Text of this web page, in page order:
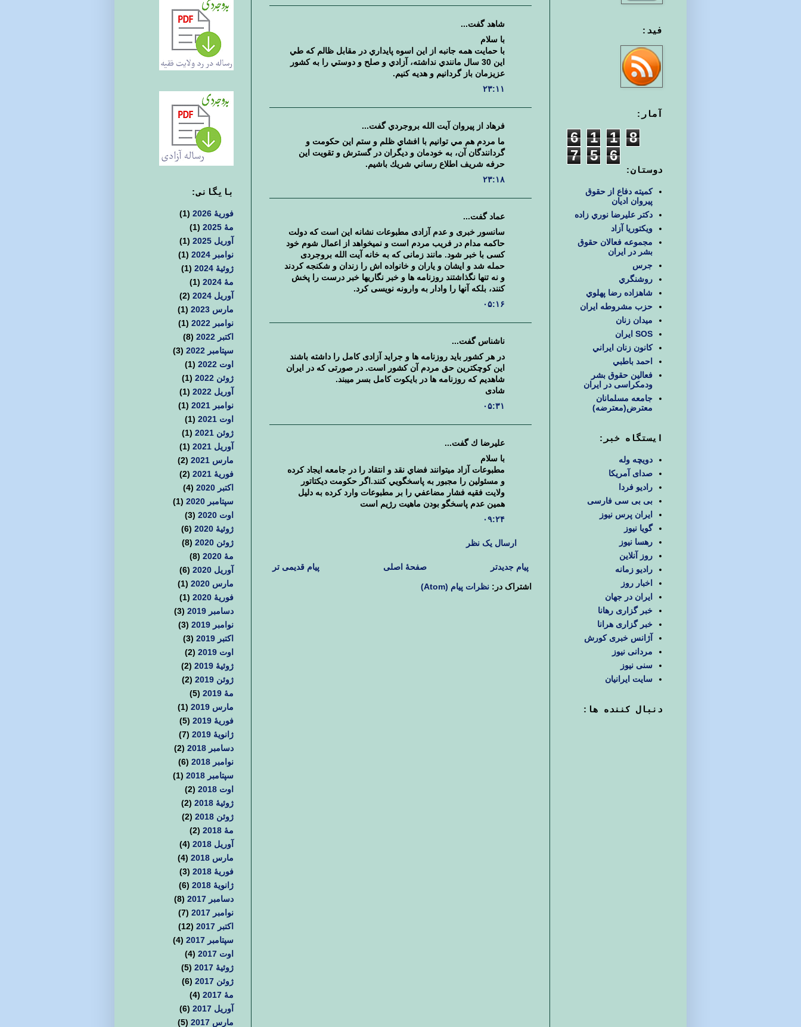
شاهد گفت...
با سلام
با حمايت همه جانبه از اين اسوه پايداري در مقابل ظالم كه طي
اين 30 سال مانندي نداشته، آزادي و صلح و دوستي را به كشور
عزيزمان باز گردانيم و هديه كنيم.
۲۳:۱۱
فرهاد از پيروان آيت الله بروجردي گفت...
ما مردم هم مي توانيم با افشاي ظلم و ستم اين حكومت و
گردانندگان آن، به خودمان و ديگران در گسترش و تقويت اين
حرفه شريف اطلاع رساني شريك باشيم.
۲۳:۱۸
عماد گفت...
سانسور خبری و عدم آزادی مطبوعات نشانه این است که دولت
حاکمه مدام در فریب مردم است و نمیخواهد از اعمال شوم خود
کسی با خبر شود. مانند زمانی که به خانه آیت الله بروجردی
حمله شد و ایشان و یاران و خانواده اش را زندان و شکنجه کردند
و نه تنها نگذاشتند روزنامه ها و خبر نگاریها خبر درست را پخش
کنند، بلکه آنها را وادار به وارونه نویسی کرد.
۰۵:۱۶
ناشناس گفت...
در هر کشور باید روزنامه ها و جراید آزادی کامل را داشته باشند
این کوچکترین حق مردم آن کشور است. در صورتی که در ایران
شاهدیم که روزنامه ها در بایکوت کامل بسر میبند.
شادی
۰۵:۳۱
عليرضا ك گفت...
با سلام
مطبوعات آزاد ميتوانند فضاي نقد و انتقاد را در جامعه ايجاد كرده
و مسئولين را مجبور به پاسخگويي كنند.اگر حكومت ديكتاتور
ولايت فقيه فشار مضاعفي را بر مطبوعات وارد كرده به دليل
همين عدم پاسخگو بودن ماهيت رژيم است
۰۹:۲۴
ارسال یک نظر
پیام جدیدتر پیام قدیمی تر صفحهٔ اصلی
اشتراک در: نظرات پیام (Atom)
بايگانی:
فوریهٔ 2026
(1)
مهٔ 2025
(1)
آوریل 2025
(1)
نوامبر 2024
(1)
ژوئیهٔ 2024
(1)
مهٔ 2024
(1)
آوریل 2024
(2)
مارس 2023
(1)
نوامبر 2022
(1)
اکتبر 2022
(8)
سپتامبر 2022
(3)
اوت 2022
(1)
ژوئن 2022
(1)
آوریل 2022
(1)
نوامبر 2021
(1)
اوت 2021
(1)
ژوئن 2021
(1)
آوریل 2021
(1)
مارس 2021
(2)
فوریهٔ 2021
(2)
اکتبر 2020
(4)
سپتامبر 2020
(1)
اوت 2020
(3)
ژوئیهٔ 2020
(6)
ژوئن 2020
(8)
مهٔ 2020
(8)
آوریل 2020
(6)
مارس 2020
(1)
فوریهٔ 2020
(1)
دسامبر 2019
(3)
نوامبر 2019
(3)
اکتبر 2019
(3)
اوت 2019
(2)
ژوئیهٔ 2019
(2)
ژوئن 2019
(2)
مهٔ 2019
(5)
مارس 2019
(1)
فوریهٔ 2019
(5)
ژانویهٔ 2019
(7)
دسامبر 2018
(2)
نوامبر 2018
(6)
سپتامبر 2018
(1)
اوت 2018
(2)
ژوئیهٔ 2018
(2)
ژوئن 2018
(2)
مهٔ 2018
(2)
آوریل 2018
(4)
مارس 2018
(4)
فوریهٔ 2018
(3)
ژانویهٔ 2018
(6)
دسامبر 2017
(8)
نوامبر 2017
(7)
اکتبر 2017
(12)
سپتامبر 2017
(4)
اوت 2017
(4)
ژوئیهٔ 2017
(5)
ژوئن 2017
(6)
مهٔ 2017
(4)
آوریل 2017
(6)
مارس 2017
(5)
فید:
آمار:
6 1 1
8
7
5 6
دوستان:
کمیته دفاع از حقوق
پیروان ادیان
دكتر عليرضا نوري زاده
ويكتوريا آزاد
مجموعه فعالان حقوق
بشر در ایران
جرس
روشنگري
شاهزاده رضا پهلوي
حزب مشروطه ايران
ميدان زنان
SOS ایران
كانون زنان ايراني
احمد باطبي
فعالین حقوق بشر
ودمکراسی در ایران
جامعه مسلمانان
معترض(معترضه)
ایستگاه خبر:
دویچه وله
صدای آمریکا
رادیو فردا
بی بی سی فارسی
ایران پرس نیوز
گویا نیوز
رهسا نیوز
روز آنلاین
رادیو زمانه
اخبار روز
ایران در جهان
خبر گزاری رهانا
خبر گزاری هرانا
آژانس خبری کورش
مردانی نیوز
سنی نیوز
سایت ایرانیان
دنبال كننده ها: